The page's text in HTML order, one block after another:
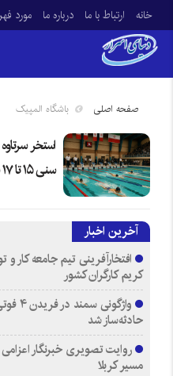
خانه ارتباط با ما درباره ما مورد
صفحه اصلی باشگاه المپیک
استخر
سنی ۱۵ تا ۱۷ سال شد
آخرین اخبار
افتخارآفرینی تیم جامعه کار
کریم کارگران کشور
حادثه‌ساز شد
روایت تصویری خبرنگار
مسیر کربلا